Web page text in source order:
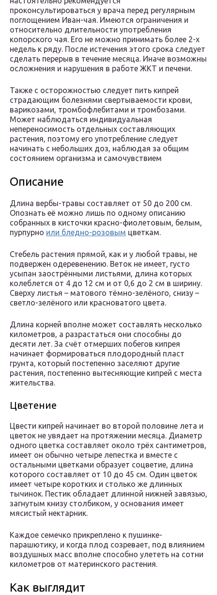
проконсультироваться у врача перед регулярным
поглощением Иван-чая. Имеются ограничения и
относительно длительности употребления
копорского чая. Его не можно принимать более 2-х
недель к ряду. После истечения этого срока следует
сделать перерыв в течение месяца. Иначе возможны
осложнения и нарушения в работе ЖКТ и печени.
Также с осторожностью следует пить кипрей
страдающим болезнями свертываемости крови,
варикозами, тромбофлебитами и тромбозами.
Может наблюдаться индивидуальная
непереносимость отдельных составляющих
растения, поэтому его употребление следует
начинать с небольших доз, наблюдая за общим
состоянием организма и самочувствием
Описание
Длина вербы-травы составляет от 50 до 200 см.
Опознать её можно лишь по одному описанию
собранных в кисточки красно-фиолетовым, белым,
пурпурно или бледно-розовым цветкам.
Стебель растения прямой, как и у любой травы, не
подвержен одеревенению. Веток не имеет, густо
усыпан заострёнными листьями, длина которых
колеблется от 4 до 12 см и от 0,6 до 2 см в ширину.
Сверху листья – матового тёмно-зелёного, снизу –
светло-зелёного или красноватого цвета.
Длина корней вполне может составлять несколько
километров, а разрастаться они способны до
десяти лет. За счёт отмерших побегов кипрея
начинает формироваться плодородный пласт
грунта, который постепенно заселяют другие
растения, постепенно вытесняющие кипрей с места
жительства.
Цветение
Цвести кипрей начинает во второй половине лета и
цветок не увядает на протяжении месяца. Диаметр
одного цветка составляет около трёх сантиметров,
имеет он обычно четыре лепестка и вместе с
остальными цветками образует соцветие, длина
которого составляет от 10 до 45 см. Один цветок
имеет четыре коротких и столько же длинных
тычинок. Пестик обладает длинной нижней завязью,
загнутым книзу столбиком, у основания имеет
мясистый нектарник.
Каждое семечко прикреплено к пушинке-
парашютику, и когда плод созревает, под влиянием
воздушных масс вполне способно улететь на сотни
километров от материнского растения.
Как выглядит